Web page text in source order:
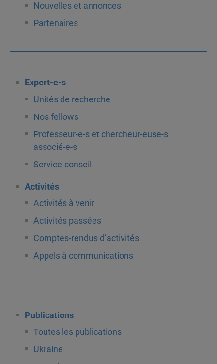
Nouvelles et annonces
Partenaires
Expert-e-s
Unités de recherche
Nos fellows
Professeur-e-s et chercheur-euse-s
associé-e-s
Service-conseil
Activités
Activités à venir
Activités passées
Comptes-rendus d’activités
Appels à communications
Publications
Toutes les publications
Ukraine